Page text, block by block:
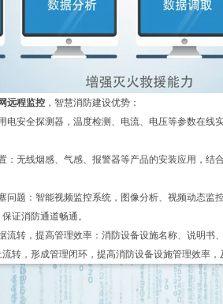
远程监控 ，智慧消防建设优势：
电安全探测器，温度检测、电流、电压等参数在线
：无线烟感、气感、报警器等产品的安装应用，结
问题：智能视频监控系统，图像分析、视频动态监
证消防通道畅通。
流转，提高管理效率：消防设备设施名称、说明书
转，形成管理闭环，提高消防设备设施管理效率，